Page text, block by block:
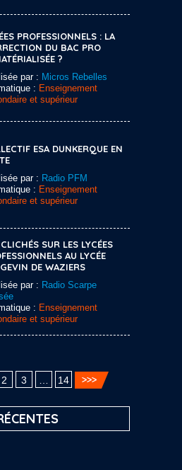
PROFESSIONNELS : LA
DU BAC PRO
?
par : Micros Rebelles
: Enseignement
et supérieur
ESA DUNKERQUE EN
par : Radio PFM
: Enseignement
et supérieur
SUR LES LYCÉES
AU LYCÉE
DE WAZIERS
par : Radio Scarpe
: Enseignement
et supérieur
2 3 14